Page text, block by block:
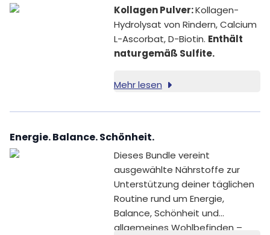
Kollagen Pulver:Kollagen-
Hydrolysat von Rindern, Calcium
L-Ascorbat, D-Biotin. Enthält
naturgemäß Sulfite.
Mehr lesen
Energie. Balance. Schönheit.
Dieses Bundle vereint
ausgewählte Nährstoffe zur
Unterstützung deiner täglichen
Routine rund um Energie,
Balance, Schönheit und
allgemeines Wohlbefinden –